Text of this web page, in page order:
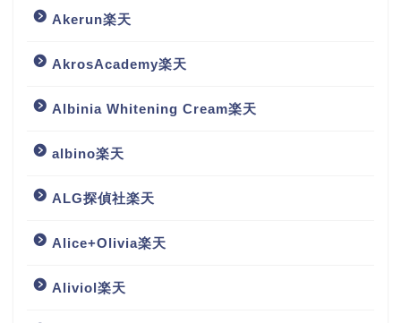
Akerun楽天
AkrosAcademy楽天
Albinia Whitening Cream楽天
albino楽天
ALG探偵社楽天
Alice+Olivia楽天
Aliviol楽天